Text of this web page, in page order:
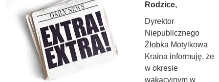
Rodzice,
Dyrektor
Niepublicznego
Żłobka Motylkowa
Kraina informuję, że
w okresie
wakacyjnym w